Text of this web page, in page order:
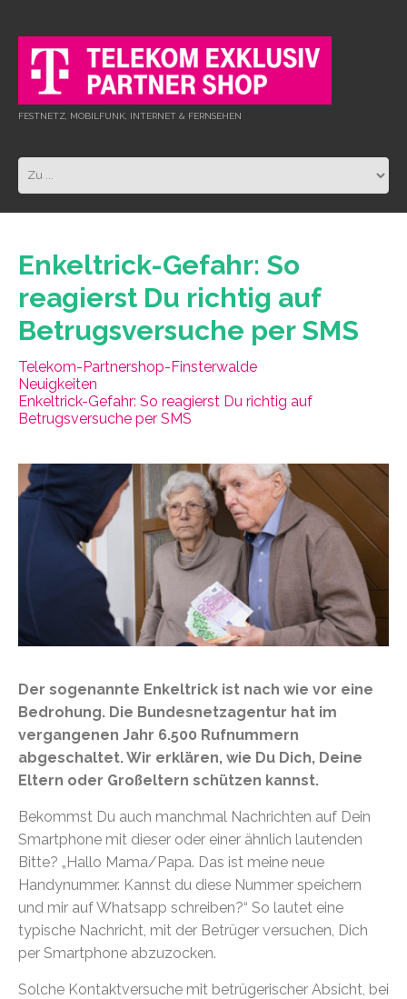
FESTNETZ, MOBILFUNK, INTERNET & FERNSEHEN
Enkeltrick-Gefahr: So
reagierst Du richtig auf
Betrugsversuche per SMS
Telekom-Partnershop-Finsterwalde
Neuigkeiten
Enkeltrick-Gefahr: So reagierst Du richtig auf
Betrugsversuche per SMS
Der sogenannte Enkeltrick ist nach wie vor eine
Bedrohung. Die Bundesnetzagentur hat im
vergangenen Jahr 6.500 Rufnummern
abgeschaltet. Wir erklären, wie Du Dich, Deine
Eltern oder Großeltern schützen kannst.
Bekommst Du auch manchmal Nachrichten auf Dein
Smartphone mit dieser oder einer ähnlich lautenden
Bitte? „Hallo Mama/Papa. Das ist meine neue
Handynummer. Kannst du diese Nummer speichern
und mir auf Whatsapp schreiben?“ So lautet eine
typische Nachricht, mit der Betrüger versuchen, Dich
per Smartphone abzuzocken.
Solche Kontaktversuche mit betrügerischer Absicht, bei